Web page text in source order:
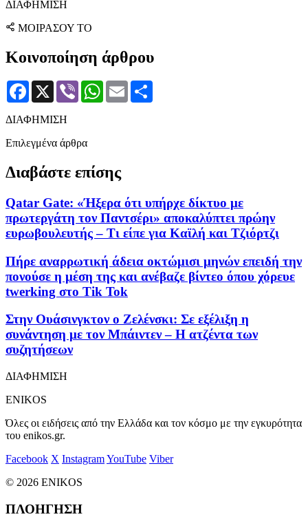
ΔΙΑΦΗΜΙΣΗ
ΜΟΙΡΑΣΟΥ ΤΟ
Κοινοποίηση άρθρου
Facebook
X Viber WhatsApp
Email
ΔΙΑΦΗΜΙΣΗ
Επιλεγμένα άρθρα
Διαβάστε επίσης
Qatar Gate: «Ήξερα ότι υπήρχε δίκτυο με
πρωτεργάτη τον Παντσέρι» αποκαλύπτει πρώην
ευρωβουλευτής – Τι είπε για Καϊλή και Τζιόρτζι
Πήρε αναρρωτική άδεια οκτώμισι μηνών επειδή την
πονούσε η μέση της και ανέβαζε βίντεο όπου χόρευε
twerking στο Tik Tok
Στην Ουάσινγκτον ο Ζελένσκι: Σε εξέλιξη η
συνάντηση με τον Μπάιντεν – Η ατζέντα των
συζητήσεων
ΔΙΑΦΗΜΙΣΗ
ENIKOS
Όλες οι ειδήσεις από την Ελλάδα και τον κόσμο με την εγκυρότητα
του enikos.gr.
Facebook X InstagramYouTube Viber
© 2026 ENIKOS
ΠΛΟΗΓΗΣΗ